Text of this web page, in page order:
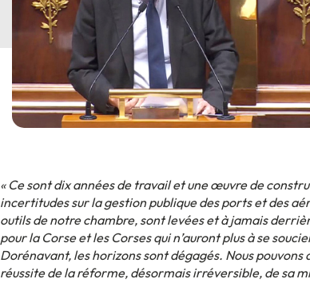
« Ce sont dix années de travail et une œuvre de
incertitudes sur la gestion publique des ports et des
outils de notre chambre, sont levées et à jamais
pour la Corse et les Corses qui n’auront plus à se
Dorénavant, les horizons sont dégagés. Nous
réussite de la réforme, désormais irréversible, de sa